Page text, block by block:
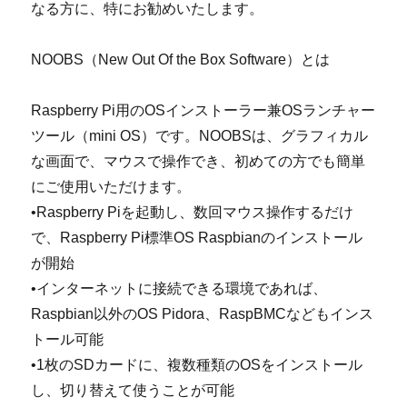
なる方に、特にお勧めいたします。
NOOBS（New Out Of the Box Software）とは
Raspberry Pi用のOSインストーラー兼OSランチャー
ツール（mini OS）です。NOOBSは、グラフィカル
な画面で、マウスで操作でき、初めての方でも簡単
にご使用いただけます。
•Raspberry Piを起動し、数回マウス操作するだけ
で、Raspberry Pi標準OS Raspbianのインストール
が開始
•インターネットに接続できる環境であれば、
Raspbian以外のOS Pidora、RaspBMCなどもインス
トール可能
•1枚のSDカードに、複数種類のOSをインストール
し、切り替えて使うことが可能